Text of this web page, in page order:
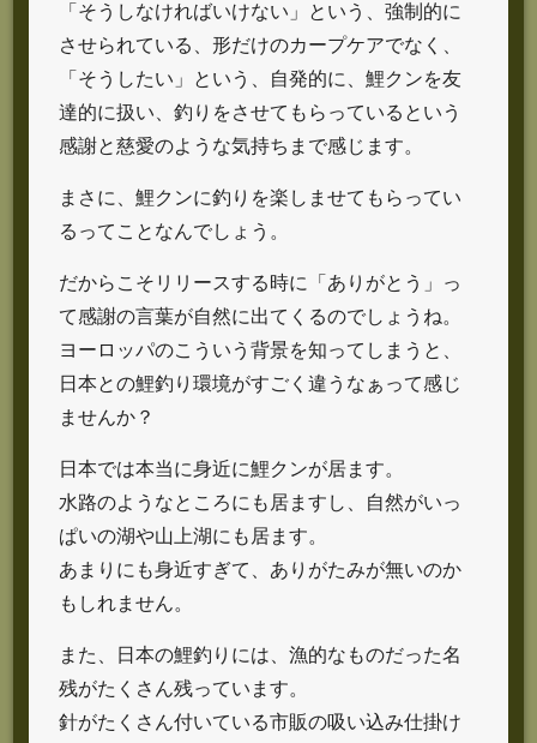
「そうしなければいけない」という、強制的に
させられている、形だけのカープケアでなく、
「そうしたい」という、自発的に、鯉クンを友
達的に扱い、釣りをさせてもらっているという
感謝と慈愛のような気持ちまで感じます。
まさに、鯉クンに釣りを楽しませてもらってい
るってことなんでしょう。
だからこそリリースする時に「ありがとう」っ
て感謝の言葉が自然に出てくるのでしょうね。
ヨーロッパのこういう背景を知ってしまうと、
日本との鯉釣り環境がすごく違うなぁって感じ
ませんか？
日本では本当に身近に鯉クンが居ます。
水路のようなところにも居ますし、自然がいっ
ぱいの湖や山上湖にも居ます。
あまりにも身近すぎて、ありがたみが無いのか
もしれません。
また、日本の鯉釣りには、漁的なものだった名
残がたくさん残っています。
針がたくさん付いている市販の吸い込み仕掛け